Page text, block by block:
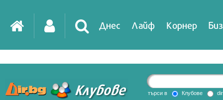
Днес Лайф Корнер
DirTV Impressio
търси в Клубове